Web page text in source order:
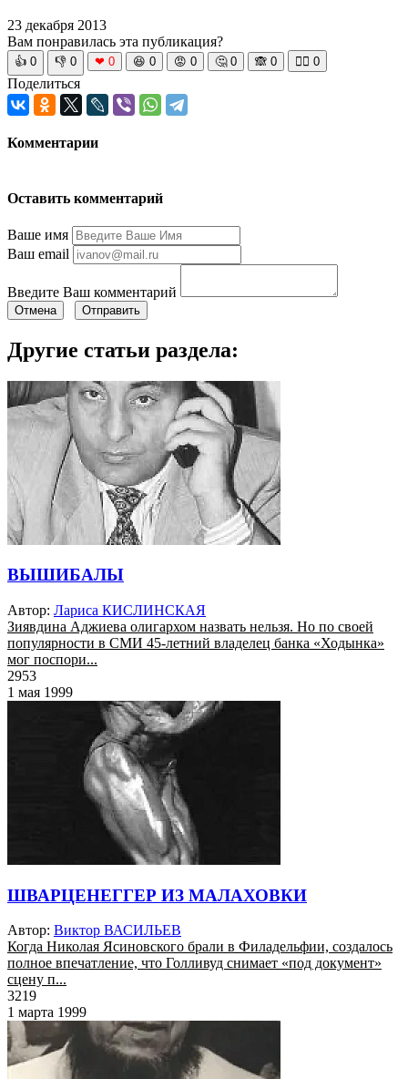
23 декабря 2013
Вам понравилась эта публикация?
👍 0 👎 0 ❤ 0 😆 0 😡 0 🤔 0 🙈 0 🧘‍♀️ 0
Поделиться
Комментарии
Оставить комментарий
Ваше имя
Ваш email
Введите Ваш комментарий
Отмена Отправить
Другие статьи раздела:
ВЫШИБАЛЫ
Автор: Лариса КИСЛИНСКАЯ
Зиявдина Аджиева олигархом назвать нельзя. Но по своей
популярности в СМИ 45-летний владелец банка «Ходынка»
мог поспори...
2953
1 мая 1999
ШВАРЦЕНЕГГЕР ИЗ МАЛАХОВКИ
Автор: Виктор ВАСИЛЬЕВ
Когда Николая Ясиновского брали в Филадельфии, создалось
полное впечатление, что Голливуд снимает «под документ»
сцену п...
3219
1 марта 1999